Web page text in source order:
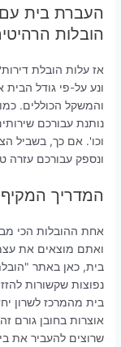
העברת בית עם
הובלות
אז עלות הובלת
ונע על-פי גודל
והמשקל הכוללים.
נותנת עבורכם
וכו'. אם כך, בשביל
ונספק עבורכם עזרה
המדריך
אחת ההובלות הכי
ואתם מוצאים את
בית, כאן באתר
נפוצות שקשורות
בית מהמרכז לשרון
אוצרות בחובן גורם
שרוצים להעביר את